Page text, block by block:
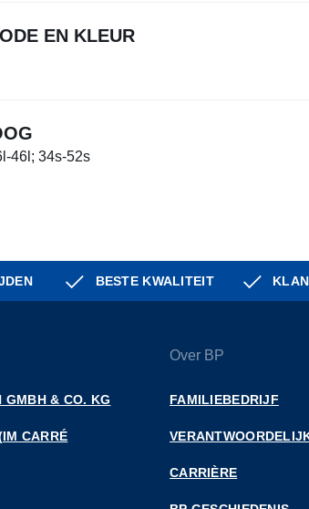
EN KLEUR
46l; 34s-52s
BESTE KWALITEIT
GMBH & CO. KG
CARRÉ D
Over BP
FAMILIEBEDRIJF
CARRIÈRE